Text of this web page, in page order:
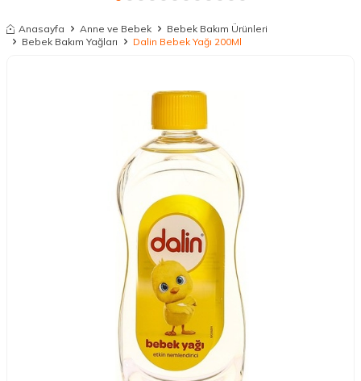
Anasayfa Anne ve Bebek
Bebek Bakım Ürünleri
Bebek Bakım Yağları
Dalin Bebek Yağı 200Ml